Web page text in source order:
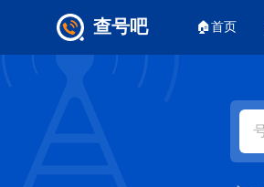
查号吧 🏠首页